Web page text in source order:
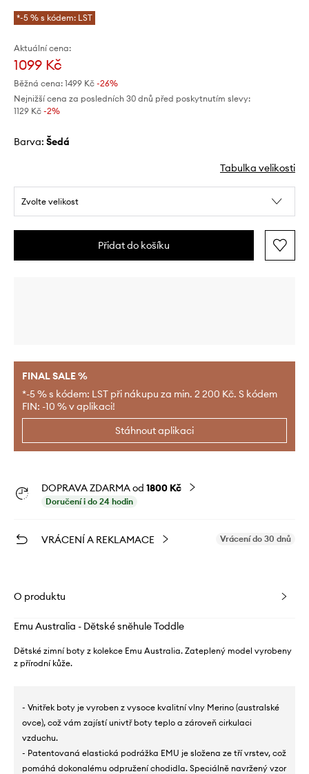
*-5 % s kódem: LST
Aktuální cena:
1099 Kč
Běžná cena: 1499 Kč -26%
Nejnižší cena za posledních 30 dnů před poskytnutím slevy:
1129 Kč -2%
Barva: šedá
Tabulka velikosti
Zvolte velikost
Přidat do košíku
FINAL SALE %
*-5 % s kódem: LST při nákupu za min. 2 200 Kč. S kódem
FIN: -10 % v aplikaci!
Stáhnout aplikaci
DOPRAVA ZDARMA od 1800 Kč
Doručení i do 24 hodin
VRÁCENÍ A REKLAMACE Vrácení do 30 dnů
O produktu
Emu Australia - Dětské sněhule Toddle
Dětské zimní boty z kolekce Emu Australia. Zateplený model vyrobeny
z přírodní kůže.
- Vnitřek boty je vyroben z vysoce kvalitní vlny Merino (australské
ovce), což vám zajístí univtř boty teplo a zároveň cirkulaci
vzduchu.
- Patentovaná elastická podrážka EMU je složena ze tří vrstev, což
pomáhá dokonalému odpružení chodidla. Speciálně navržený vzor